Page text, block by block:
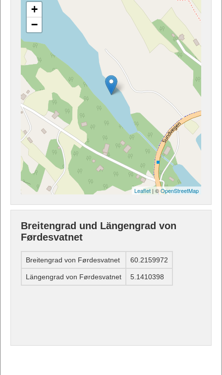
+
−
Leaflet | ©OpenStreetMap
Breitengrad und Längengrad von
Førdesvatnet
Breitengrad von Førdesvatnet 60.2159972
Längengrad von Førdesvatnet 5.1410398